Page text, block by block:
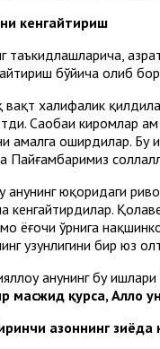
кенгайтириш
таъкидлашларича,
бўйича олиб
вақт халифалик
Саҳобаи киромлар
амалга оширдилар. Бу
Пайғамбаримиз
анҳунинг юқоридаги
кенгайтирдилар.
ёғочи ўрнига
узунлигини бир юз
анҳунинг бу
масжид қурса,
азоннинг зиёда